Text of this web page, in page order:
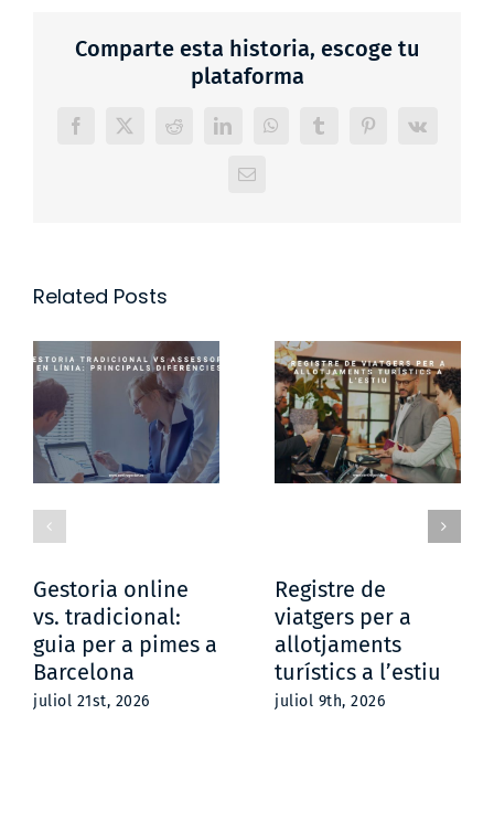
Comparte esta historia, escoge tu
plataforma
Facebook
X RedditLinkedInWhatsAppTumblrPinterest
Vk
Email
Related Posts
Gestoria online
vs. tradicional:
guia per a pimes a
Barcelona
juliol 21st, 2026
Registre de
viatgers per a
allotjaments
turístics a l’estiu
juliol 9th, 2026